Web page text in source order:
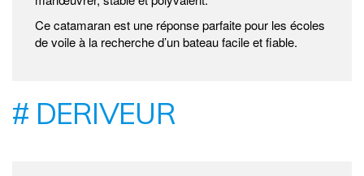
Ce catamaran est une réponse parfaite pour les écoles
de voile à la recherche d’un bateau facile et fiable.
# DERIVEUR